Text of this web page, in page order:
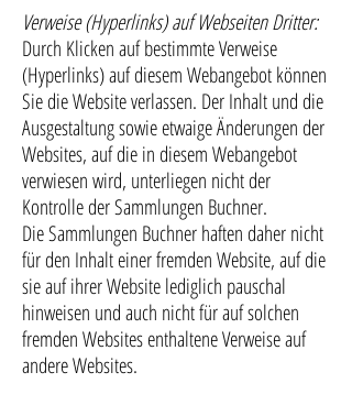
Verweise (Hyperlinks) auf Webseiten Dritter:
Durch Klicken auf bestimmte Verweise
(Hyperlinks) auf diesem Webangebot können
Sie die Website verlassen. Der Inhalt und die
Ausgestaltung sowie etwaige Änderungen der
Websites, auf die in diesem Webangebot
verwiesen wird, unterliegen nicht der
Kontrolle der Sammlungen Buchner.
Die Sammlungen Buchner haften daher nicht
für den Inhalt einer fremden Website, auf die
sie auf ihrer Website lediglich pauschal
hinweisen und auch nicht für auf solchen
fremden Websites enthaltene Verweise auf
andere Websites.